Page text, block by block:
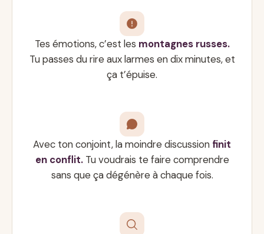
Tes émotions, c’est les montagnes russes.
Tu passes du rire aux larmes en dix minutes, et
ça t’épuise.
Avec ton conjoint, la moindre discussion finit
en conflit.Tu voudrais te faire comprendre
sans que ça dégénère à chaque fois.